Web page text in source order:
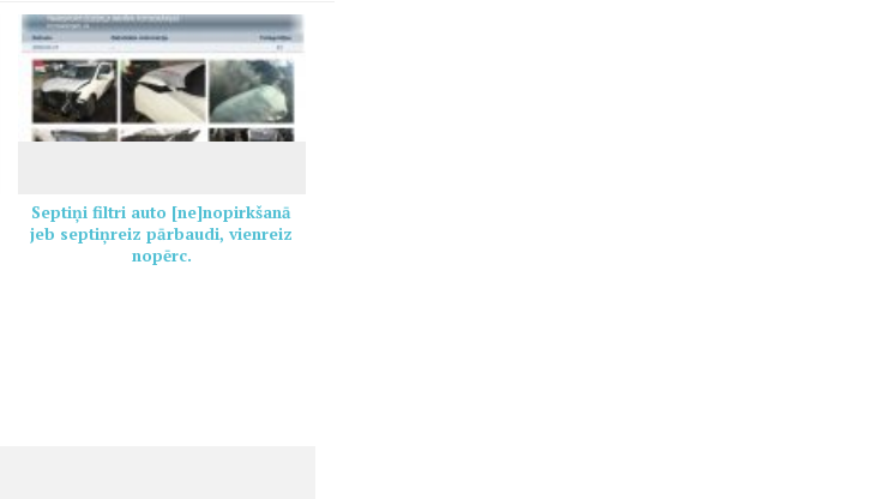
Septiņi filtri auto [ne]nopirkšanā
jeb septiņreiz pārbaudi, vienreiz
nopērc.